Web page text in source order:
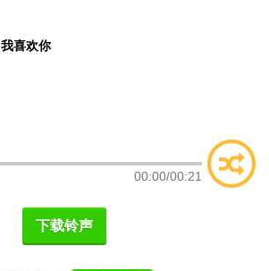
我喜欢你
00:00/00:21
下载铃声